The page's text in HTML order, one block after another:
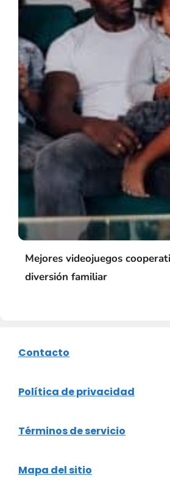
Mejores videojuegos
diversión familiar
Contacto
Política de privacidad
Términos de servicio
Mapa del sitio